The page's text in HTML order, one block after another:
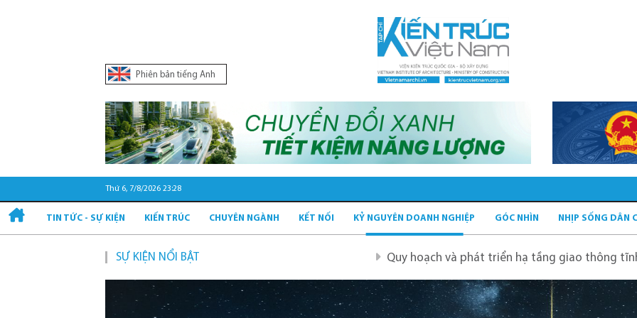
Phiên bản tiếng Anh
Thứ 6, 7/8/2026 23:28
TIN TỨC - SỰ KIỆN KIẾN TRÚC CHUYÊN NGÀNH KẾT NỐI KỶ NGUYÊN DOANH NGHIỆP GÓC NHÌN NHỊP SỐNG DÂN
SỰ KIỆN NỔI BẬT Quy hoạch và phát triển hạ tầng giao thông tĩnh xanh Quy